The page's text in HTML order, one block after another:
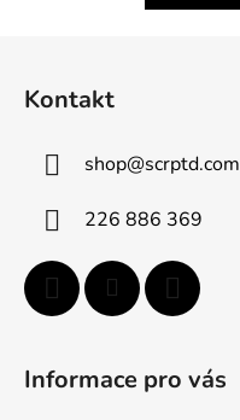
Kontakt
shop@scrptd.com
226 886 369
Informace pro vás